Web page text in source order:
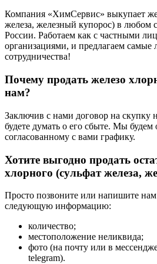
Компания «ХимСервис» выкупает
железа, железный купорос) в любом
России. Работаем как с частными
организациями, и предлагаем
сотрудничества!
Почему продать железо
нам?
Заключив с нами договор на скупку
будете думать о его сбыте. Мы будем
согласованному с вами графику.
Хотите выгодно продать
хлорного (сульфат железа,
Просто позвоните или напишите
следующую информацию:
количество;
местоположение неликвида;
фото (на почту или в
telegram).